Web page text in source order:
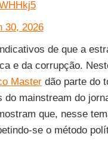
30, 2026
de que a
e da corrupção.
Masterdão parte do
do mainstream do
que, nesse
se o método